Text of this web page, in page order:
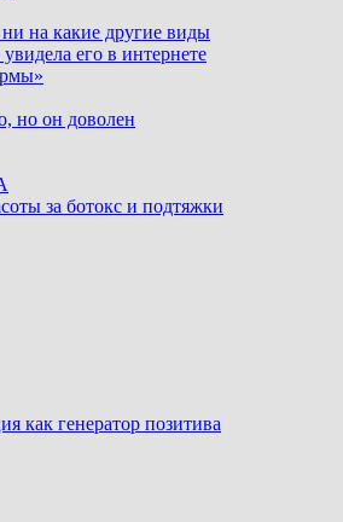
на какие другие виды
его в интернете
но он доволен
за ботокс и подтяжки
как генератор позитива